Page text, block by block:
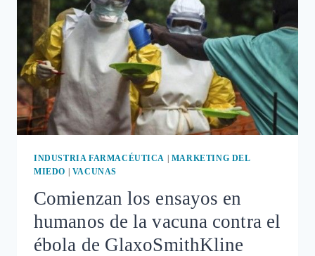
EL
ÉBOLA
INDUSTRIA FARMACÉUTICA | MARKETING DEL
MIEDO | VACUNAS
Comienzan los ensayos en
humanos de la vacuna contra el
ébola de GlaxoSmithKline